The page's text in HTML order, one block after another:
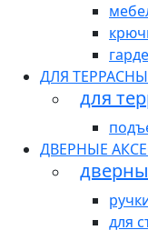
ДЛЯ
для
ДВЕРНЫЕ
для